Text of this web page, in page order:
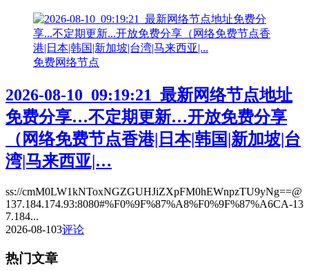
免费网络节点
2026-08-10_09:19:21_最新网络节点地址
免费分享…不定期更新…开放免费分享
（网络免费节点香港|日本|韩国|新加坡|台
湾|马来西亚|…
ss://cmM0LW1kNToxNGZGUHJiZXpFM0hEWnpzTU9yNg==@
137.184.174.93:8080#%F0%9F%87%A8%F0%9F%87%A6CA-13
7.184...
2026-08-103评论
热门文章